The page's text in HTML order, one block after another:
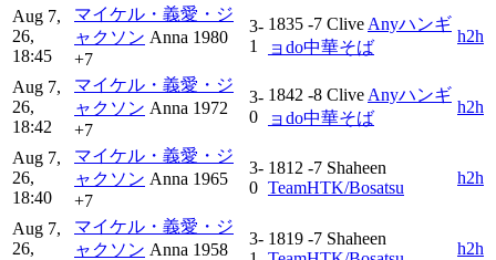
Aug 7,
26,
18:45
マイケル・義愛・ジ
ャクソン Anna 1980
+7
3-
1
1835 -7 Clive Anyハンギ
ョdo中華そば
h2h
Aug 7,
26,
18:42
マイケル・義愛・ジ
ャクソン Anna 1972
+7
3-
0
1842 -8 Clive Anyハンギ
ョdo中華そば
h2h
Aug 7,
26,
18:40
マイケル・義愛・ジ
ャクソン Anna 1965
+7
3-
0
1812 -7 Shaheen
TeamHTK/Bosatsu
h2h
Aug 7,
26,
マイケル・義愛・ジ
ャクソン Anna 1958
3- 1819 -7 Shaheen
h2h